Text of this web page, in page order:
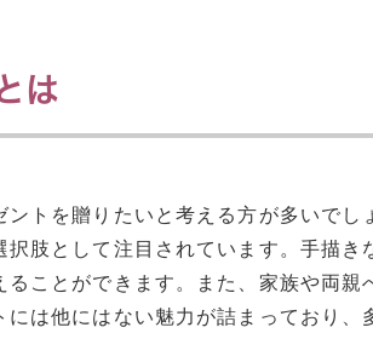
は
トを贈りたいと考える方が多いでし
肢として注目されています。手描き
ことができます。また、家族や両親
は他にはない魅力が詰まっており、